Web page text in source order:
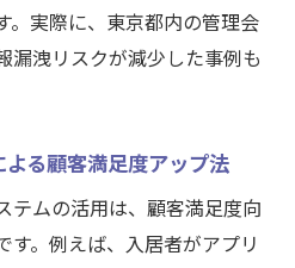
。実際に、東京都内の管理会
漏洩リスクが減少した事例も
る顧客満足度アップ法
テムの活用は、顧客満足度向
す。例えば、入居者がアプリ